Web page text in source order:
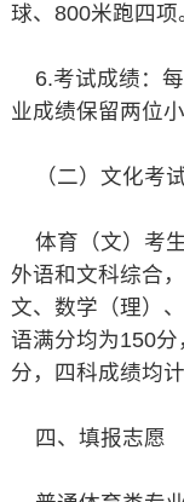
球、800米跑四项
6.考试成绩：每
业成绩保留两位小
（二）文化考
体育（文）考生
外语和文科综合
文、数学（理）
语满分均为150
分，四科成绩均计
四、填报志愿